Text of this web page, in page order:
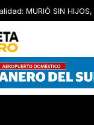
MURIÓ SIN HIJOS,